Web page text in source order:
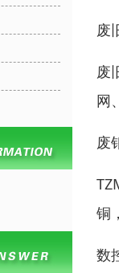
废
废
网
废
铜
数